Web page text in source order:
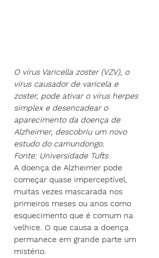
O vírus Varicella zoster (VZV), o
vírus causador de varicela e
zoster, pode ativar o vírus herpes
simplex e desencadear o
aparecimento da doença de
Alzheimer, descobriu um novo
estudo do camundongo.
Fonte: Universidade Tufts
A doença de Alzheimer pode
começar quase imperceptível,
muitas vezes mascarada nos
primeiros meses ou anos como
esquecimento que é comum na
velhice. O que causa a doença
permanece em grande parte um
mistério.